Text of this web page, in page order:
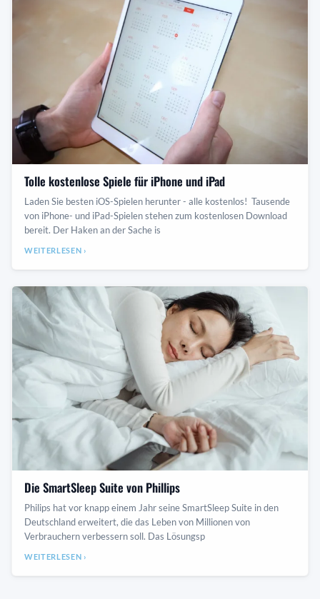
Tolle kostenlose Spiele für iPhone und iPad
Laden Sie besten iOS-Spielen herunter - alle kostenlos! Tausende
von iPhone- und iPad-Spielen stehen zum kostenlosen Download
bereit. Der Haken an der Sache is
WEITERLESEN ›
Die SmartSleep Suite von Phillips
Philips hat vor knapp einem Jahr seine SmartSleep Suite in den
Deutschland erweitert, die das Leben von Millionen von
Verbrauchern verbessern soll. Das Lösungsp
WEITERLESEN ›